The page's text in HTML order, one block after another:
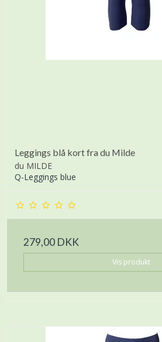
Leggings blå kort fra du Milde
du MILDE
Q-Leggings blue
279,00 DKK
Vis produkt